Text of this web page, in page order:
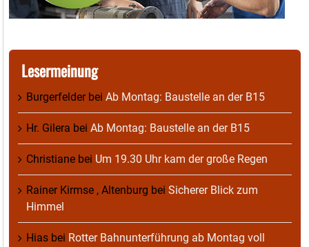
Lesermeinung
Burgerfelderbei Ab Montag: Baustelle an der B15
Hr. Gilera bei Ab Montag: Baustelle an der B15
Christiane bei Um 19.30 Uhr kam der große Regen
Rainer Kirmse , Altenburg bei Sicherer Blick zum
Himmel
Hias bei Rotter Bahnunterführung ab Montag voll